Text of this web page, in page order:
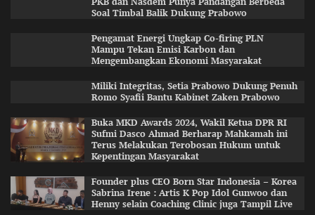
Soal Timbal Balik Dukung Prabowo
Pengamat Energi Ungkap Co-firing PLN
Mampu Tekan Emisi Karbon dan
Mengembangkan Ekonomi Masyarakat
Miliki Integritas, Setia Prabowo Dukung Penuh
Romo Syafii Bantu Kabinet Zaken Prabowo
Buka MKD Awards 2024, Wakil Ketua DPR RI
Sufmi Dasco Ahmad Berharap Mahkamah ini
Terus Melakukan Terobosan Hukum untuk
Kepentingan Masyarakat
Founder plus CEO Born Star Indonesia – Korea
Sabrina Irene : Artis K Pop Idol Gunwoo dan
Henny selain Coaching Clinic juga Tampil Live